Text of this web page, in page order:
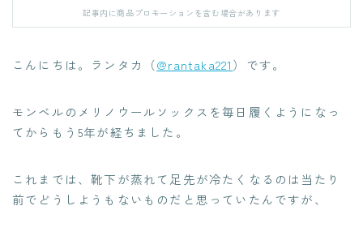
記事内に商品プロモーションを含む場合があります
こんにちは。ランタカ（@rantaka221）です。
モンベルのメリノウールソックスを毎日履くようになっ
てからもう5年が経ちました。
これまでは、靴下が蒸れて足先が冷たくなるのは当たり
前でどうしようもないものだと思っていたんですが、